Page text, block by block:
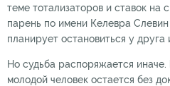
теме тотализаторов и ставок на
парень по имени Келевра
планирует остановиться у друга
Но судьба распоряжается иначе.
молодой человек остается без